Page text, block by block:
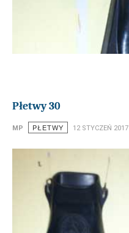
Płetwy 30
MP PŁETWY 12 STYCZEŃ 2017